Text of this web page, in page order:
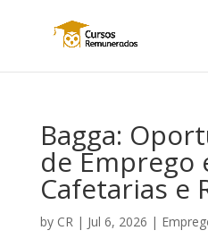
Bagga:
de Emprego
Cafetarias e
by CR| Jul 6, 2026 |